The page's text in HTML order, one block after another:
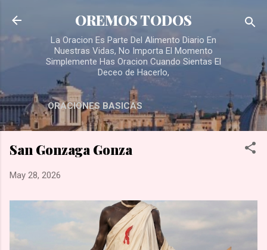
Skip to main content
OREMOS TODOS
La Oracion Es Parte Del Alimento Diario En
Nuestras Vidas, No Importa El Momento
Simplemente Has Oracion Cuando Sientas El
Deceo de Hacerlo,
ORACIONES BASICAS
San Gonzaga Gonza
May 28, 2026